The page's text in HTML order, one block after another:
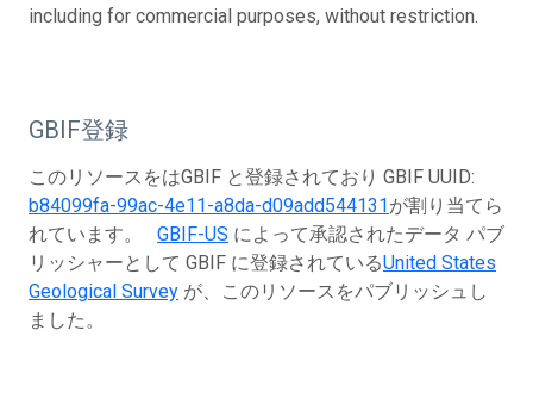
including for commercial purposes, without restriction.
GBIF登録
このリソースをはGBIF と登録されており GBIF UUID:
b84099fa-99ac-4e11-a8da-d09add544131が割り当てら
れています。 GBIF-US によって承認されたデータ パブ
リッシャーとして GBIF に登録されているUnited States
Geological Survey が、このリソースをパブリッシュし
ました。